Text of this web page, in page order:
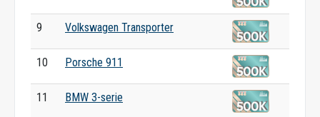
9 Volkswagen Transporter
10 Porsche 911
11 BMW 3-serie